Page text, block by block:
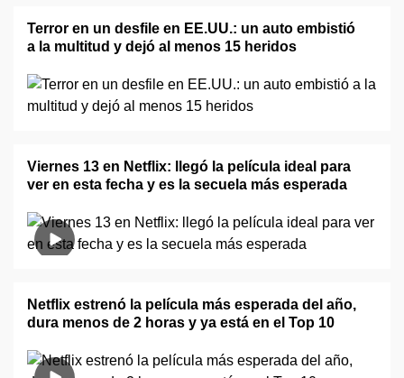
Terror en un desfile en EE.UU.: un auto embistió
a la multitud y dejó al menos 15 heridos
Viernes 13 en Netflix: llegó la película ideal para
ver en esta fecha y es la secuela más esperada
Netflix estrenó la película más esperada del año,
dura menos de 2 horas y ya está en el Top 10